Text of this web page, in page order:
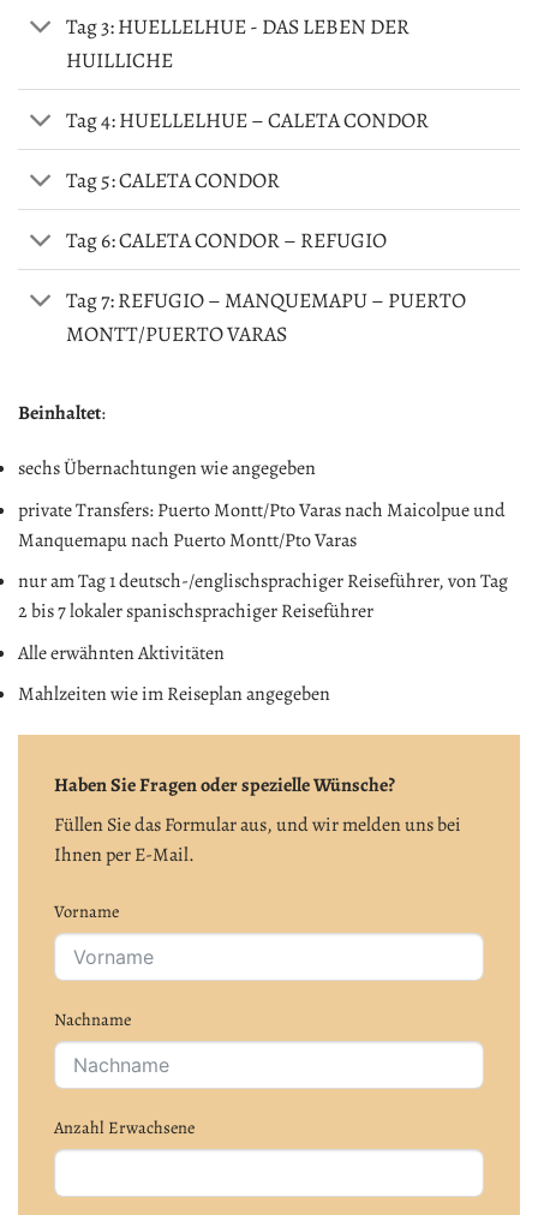
Tag 3: HUELLELHUE - DAS LEBEN DER
HUILLICHE
Tag 4: HUELLELHUE – CALETA CONDOR
Tag 5: CALETA CONDOR
Tag 6: CALETA CONDOR – REFUGIO
Tag 7: REFUGIO – MANQUEMAPU – PUERTO
MONTT/PUERTO VARAS
Beinhaltet:
sechs Übernachtungen wie angegeben
private Transfers: Puerto Montt/Pto Varas nach Maicolpue und
Manquemapu nach Puerto Montt/Pto Varas
nur am Tag 1 deutsch-/englischsprachiger Reiseführer, von Tag
2 bis 7 lokaler spanischsprachiger Reiseführer
Alle erwähnten Aktivitäten
Mahlzeiten wie im Reiseplan angegeben
Haben Sie Fragen oder spezielle Wünsche?
Füllen Sie das Formular aus, und wir melden uns bei
Ihnen per E-Mail.
Vorname
Nachname
Anzahl Erwachsene